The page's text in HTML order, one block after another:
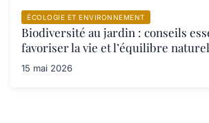
ÉCOLOGIE ET ENVIRONNEMENT
Biodiversité au jardin : conseils
favoriser la vie et l’équilibre naturel
15 mai 2026